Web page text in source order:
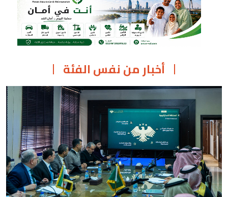
أخبار من نفس الفئة